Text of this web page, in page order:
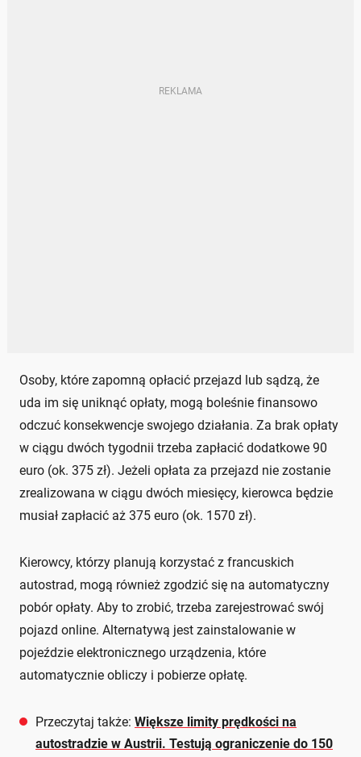
Osoby, które zapomną opłacić przejazd lub sądzą, że
uda im się uniknąć opłaty, mogą boleśnie finansowo
odczuć konsekwencje swojego działania. Za brak opłaty
w ciągu dwóch tygodnii trzeba zapłacić dodatkowe 90
euro (ok. 375 zł). Jeżeli opłata za przejazd nie zostanie
zrealizowana w ciągu dwóch miesięcy, kierowca będzie
musiał zapłacić aż 375 euro (ok. 1570 zł).
Kierowcy, którzy planują korzystać z francuskich
autostrad, mogą również zgodzić się na automatyczny
pobór opłaty. Aby to zrobić, trzeba zarejestrować swój
pojazd online. Alternatywą jest zainstalowanie w
pojeździe elektronicznego urządzenia, które
automatycznie obliczy i pobierze opłatę.
Przeczytaj także: Większe limity prędkości na
autostradzie w Austrii. Testują ograniczenie do 150